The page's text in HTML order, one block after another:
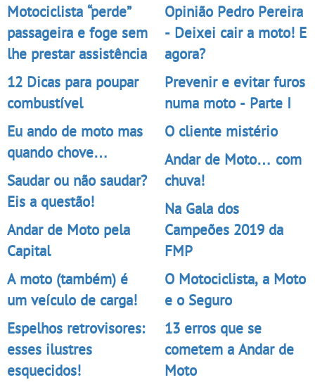
Motociclista “perde”
passageira e foge sem
lhe prestar assistência
12 Dicas para poupar
combustível
Eu ando de moto mas
quando chove…
Saudar ou não saudar?
Eis a questão!
Andar de Moto pela
Capital
A moto (também) é
um veículo de carga!
Espelhos retrovisores:
esses ilustres
esquecidos!
Opinião Pedro Pereira
- Deixei cair a moto! E
agora?
Prevenir e evitar furos
numa moto - Parte I
O cliente mistério
Andar de Moto… com
chuva!
Na Gala dos
Campeões 2019 da
FMP
O Motociclista, a Moto
e o Seguro
13 erros que se
cometem a Andar de
Moto